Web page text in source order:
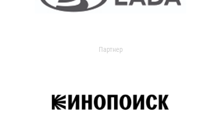
Партнер